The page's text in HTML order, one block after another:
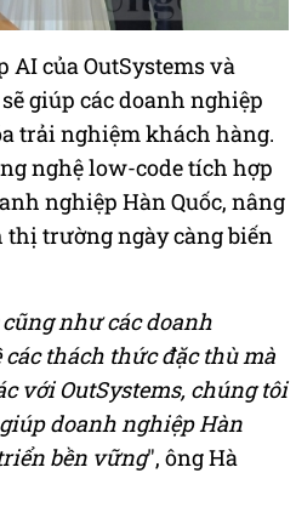
của OutSystems và
giúp các doanh nghiệp
trải nghiệm khách hàng.
nghệ low-code tích hợp
nghiệp Hàn Quốc, nâng
trường ngày càng biến
như các doanh
thách thức đặc thù mà
với OutSystems, chúng tôi
doanh nghiệp Hàn
bền vững", ông Hà